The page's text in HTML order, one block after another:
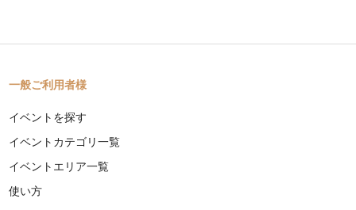
一般ご利用者様
イベントを探す
イベントカテゴリ一覧
イベントエリア一覧
使い方